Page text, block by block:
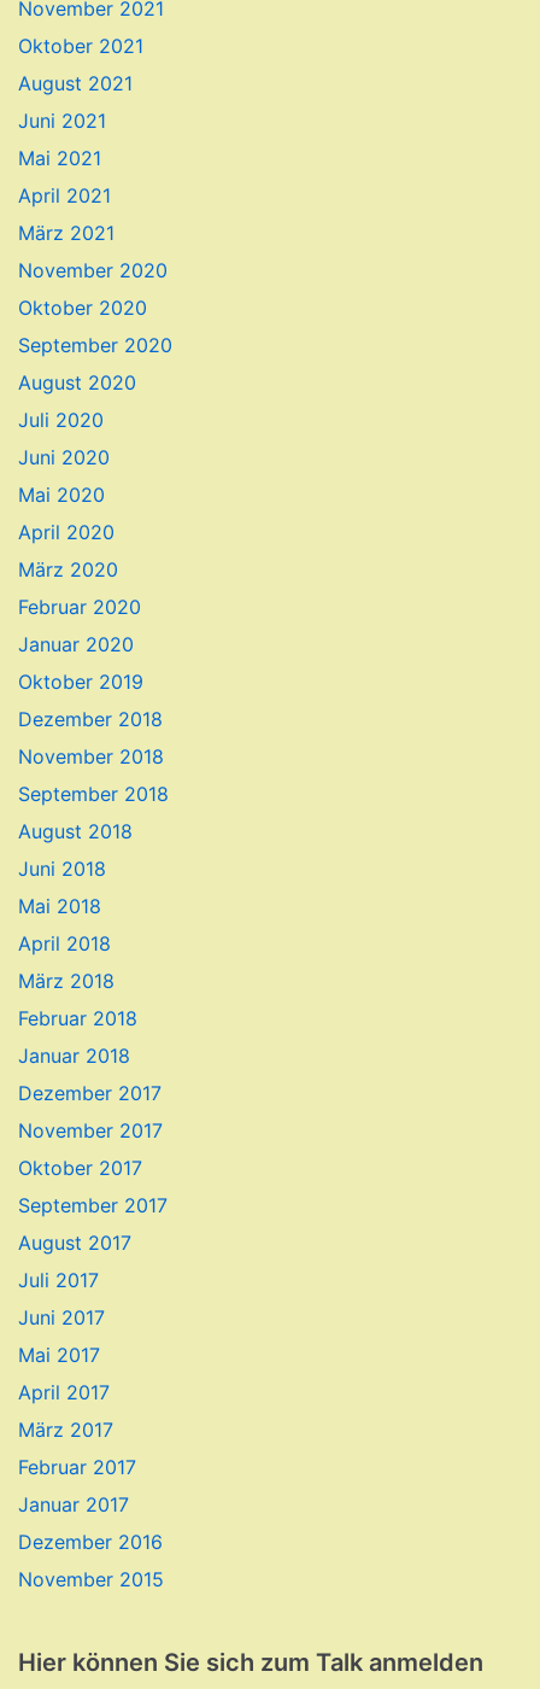
November 2021
Oktober 2021
August 2021
Juni 2021
Mai 2021
April 2021
März 2021
November 2020
Oktober 2020
September 2020
August 2020
Juli 2020
Juni 2020
Mai 2020
April 2020
März 2020
Februar 2020
Januar 2020
Oktober 2019
Dezember 2018
November 2018
September 2018
August 2018
Juni 2018
Mai 2018
April 2018
März 2018
Februar 2018
Januar 2018
Dezember 2017
November 2017
Oktober 2017
September 2017
August 2017
Juli 2017
Juni 2017
Mai 2017
April 2017
März 2017
Februar 2017
Januar 2017
Dezember 2016
November 2015
Hier können Sie sich zum Talk anmelden